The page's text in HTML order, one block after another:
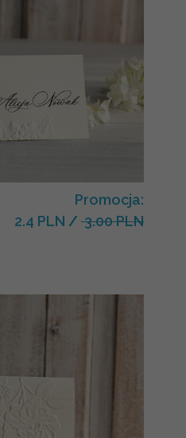
Promocja:
2.4 PLN / 3.00 PLN